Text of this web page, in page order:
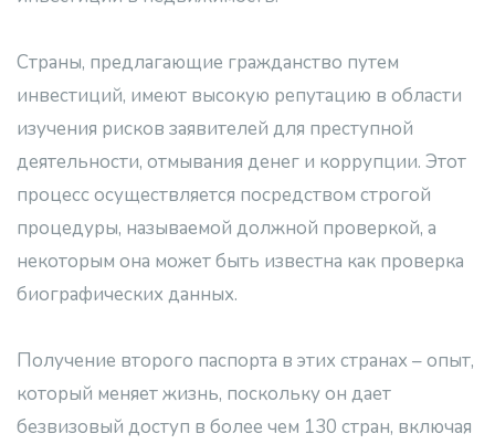
Страны, предлагающие гражданство путем
инвестиций, имеют высокую репутацию в области
изучения рисков заявителей для преступной
деятельности, отмывания денег и коррупции. Этот
процесс осуществляется посредством строгой
процедуры, называемой должной проверкой, а
некоторым она может быть известна как проверка
биографических данных.
Получение второго паспорта в этих странах – опыт,
который меняет жизнь, поскольку он дает
безвизовый доступ в более чем 130 стран, включая